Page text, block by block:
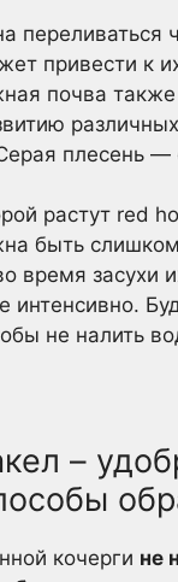
переливаться
привести к
почва
плесень —
растут red
быть
время засухи
интенсивно.
не налить
–
кочерги не